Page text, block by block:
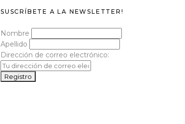
SUSCRÍBETE A LA NEWSLETTER!
Nombre
Apellido
Dirección de correo electrónico: